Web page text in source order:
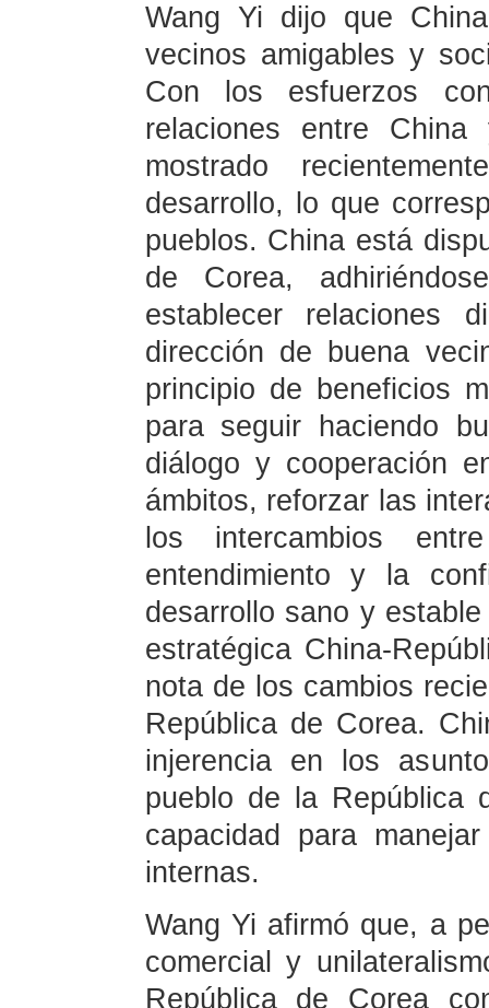
Wang Yi dijo que
vecinos amigables y
Con los esfuerzos
relaciones entre
mostrado
desarrollo, lo que
pueblos. China está
de Corea,
establecer relaciones
dirección de buena
principio de beneficios
para seguir haciendo
diálogo y cooperación
ámbitos, reforzar las
los intercambios
entendimiento y la
desarrollo sano y
estratégica China-
nota de los cambios
República de Corea.
injerencia en los
pueblo de la República
capacidad para
internas.
Wang Yi afirmó que, a
comercial y
República de Corea